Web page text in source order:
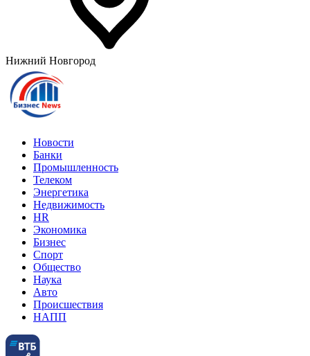
Нижний Новгород
Новости
Банки
Промышленность
Телеком
Энергетика
Недвижимость
HR
Экономика
Бизнес
Спорт
Общество
Наука
Авто
Происшествия
НАПП